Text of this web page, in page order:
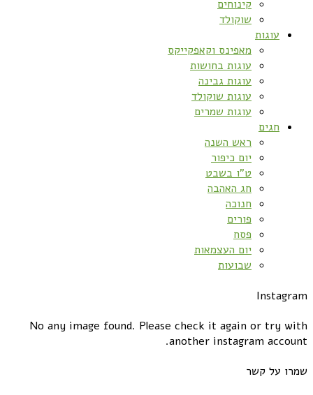
קינוחים
שוקולד
עוגות
מאפינס וקאפקייקס
עוגות בחושות
עוגות גבינה
עוגות שוקולד
עוגות שמרים
חגים
ראש השנה
יום כיפור
ט”ו בשבט
חג האהבה
חנוכה
פורים
פסח
יום העצמאות
שבועות
Instagram
No any image found. Please check it again or try with
another instagram account.
שמרו על קשר